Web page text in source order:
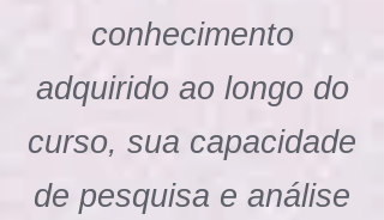
conhecimento
adquirido ao longo do
curso, sua capacidade
de pesquisa e análise